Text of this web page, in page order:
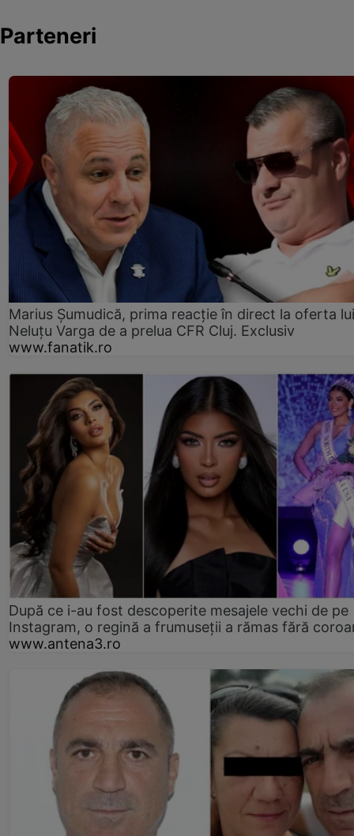
Parteneri
Marius Șumudică, prima reacție în direct la oferta lui
Neluțu Varga de a prelua CFR Cluj. Exclusiv
www.fanatik.ro
După ce i-au fost descoperite mesajele vechi de pe
Instagram, o regină a frumuseții a rămas fără
www.antena3.ro